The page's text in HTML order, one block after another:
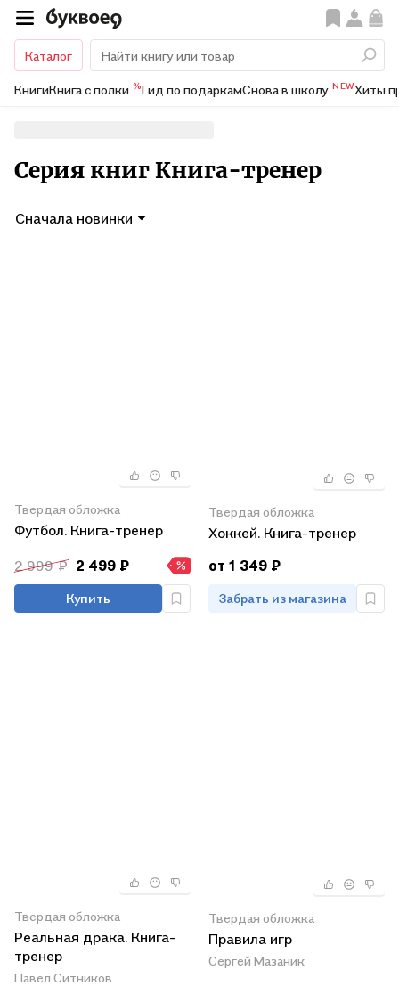
Каталог
КнигиКнига с полки %Гид по подаркамСнова в школу NEWХиты
Серия книг Книга-тренер
Сначала новинки
Твердая обложка
Футбол. Книга-тренер
2 999 ₽ 2 499 ₽
Купить
Твердая обложка
Хоккей. Книга-тренер
от 1 349 ₽
Забрать из магазина
Твердая обложка
Реальная драка. Книга-
тренер
Павел Ситников
Твердая обложка
Правила игр
Сергей Мазаник